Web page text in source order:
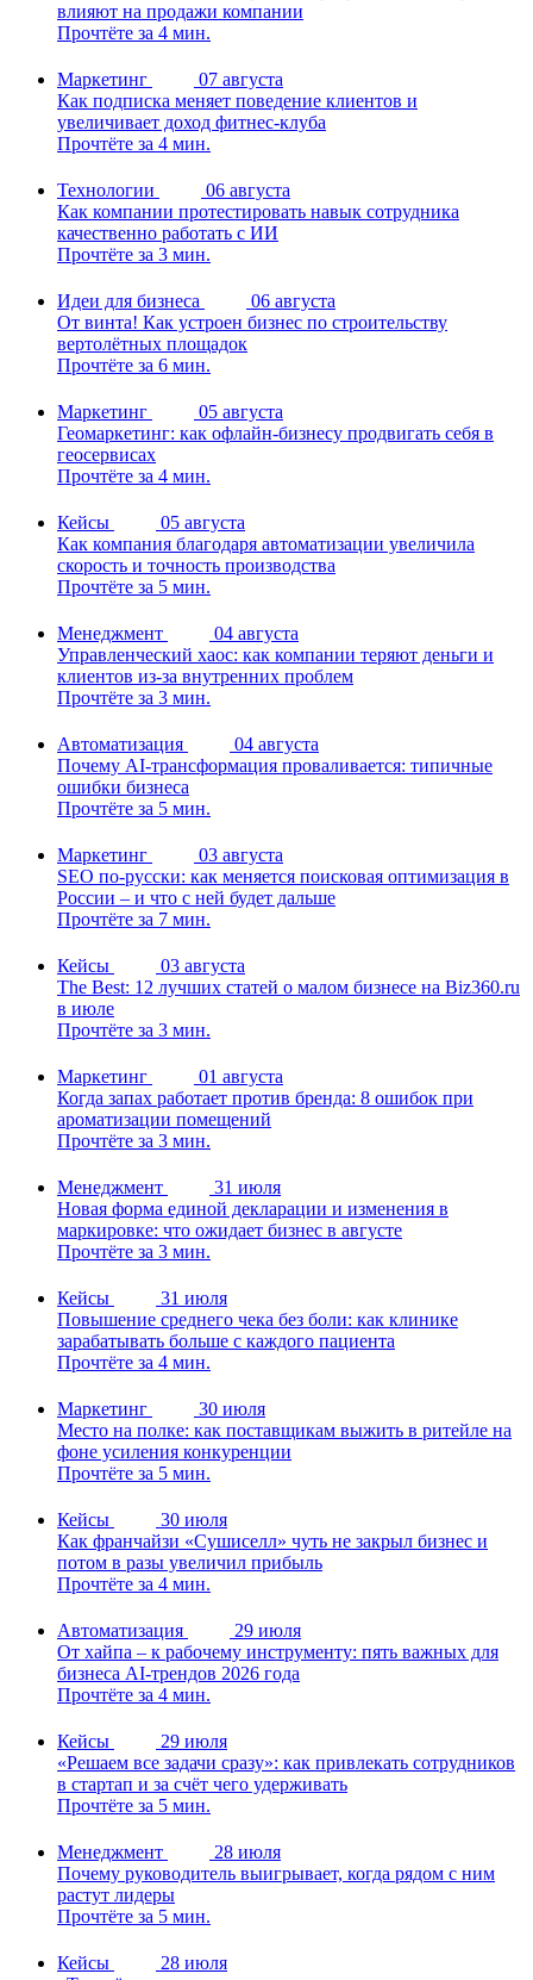
влияют на продажи компании
Прочтёте за 4 мин.
Маркетинг
07 августа
Как подписка меняет поведение клиентов и
увеличивает доход фитнес-клуба
Прочтёте за 4 мин.
Технологии
06 августа
Как компании протестировать навык сотрудника
качественно работать с ИИ
Прочтёте за 3 мин.
Идеи для бизнеса
06 августа
От винта! Как устроен бизнес по строительству
вертолётных площадок
Прочтёте за 6 мин.
Маркетинг
05 августа
Геомаркетинг: как офлайн-бизнесу продвигать себя в
геосервисах
Прочтёте за 4 мин.
Кейсы
05 августа
Как компания благодаря автоматизации увеличила
скорость и точность производства
Прочтёте за 5 мин.
Менеджмент
04 августа
Управленческий хаос: как компании теряют деньги и
клиентов из-за внутренних проблем
Прочтёте за 3 мин.
Автоматизация
04 августа
Почему AI-трансформация проваливается: типичные
ошибки бизнеса
Прочтёте за 5 мин.
Маркетинг
03 августа
SEO по-русски: как меняется поисковая оптимизация в
России – и что с ней будет дальше
Прочтёте за 7 мин.
Кейсы
03 августа
The Best: 12 лучших статей о малом бизнесе на Biz360.ru
в июле
Прочтёте за 3 мин.
Маркетинг
01 августа
Когда запах работает против бренда: 8 ошибок при
ароматизации помещений
Прочтёте за 3 мин.
Менеджмент
31 июля
Новая форма единой декларации и изменения в
маркировке: что ожидает бизнес в августе
Прочтёте за 3 мин.
Кейсы
31 июля
Повышение среднего чека без боли: как клинике
зарабатывать больше с каждого пациента
Прочтёте за 4 мин.
Маркетинг
30 июля
Место на полке: как поставщикам выжить в ритейле на
фоне усиления конкуренции
Прочтёте за 5 мин.
Кейсы
30 июля
Как франчайзи «Сушиселл» чуть не закрыл бизнес и
потом в разы увеличил прибыль
Прочтёте за 4 мин.
Автоматизация
29 июля
От хайпа – к рабочему инструменту: пять важных для
бизнеса AI-трендов 2026 года
Прочтёте за 4 мин.
Кейсы
29 июля
«Решаем все задачи сразу»: как привлекать сотрудников
в стартап и за счёт чего удерживать
Прочтёте за 5 мин.
Менеджмент
28 июля
Почему руководитель выигрывает, когда рядом с ним
растут лидеры
Прочтёте за 5 мин.
Кейсы
28 июля